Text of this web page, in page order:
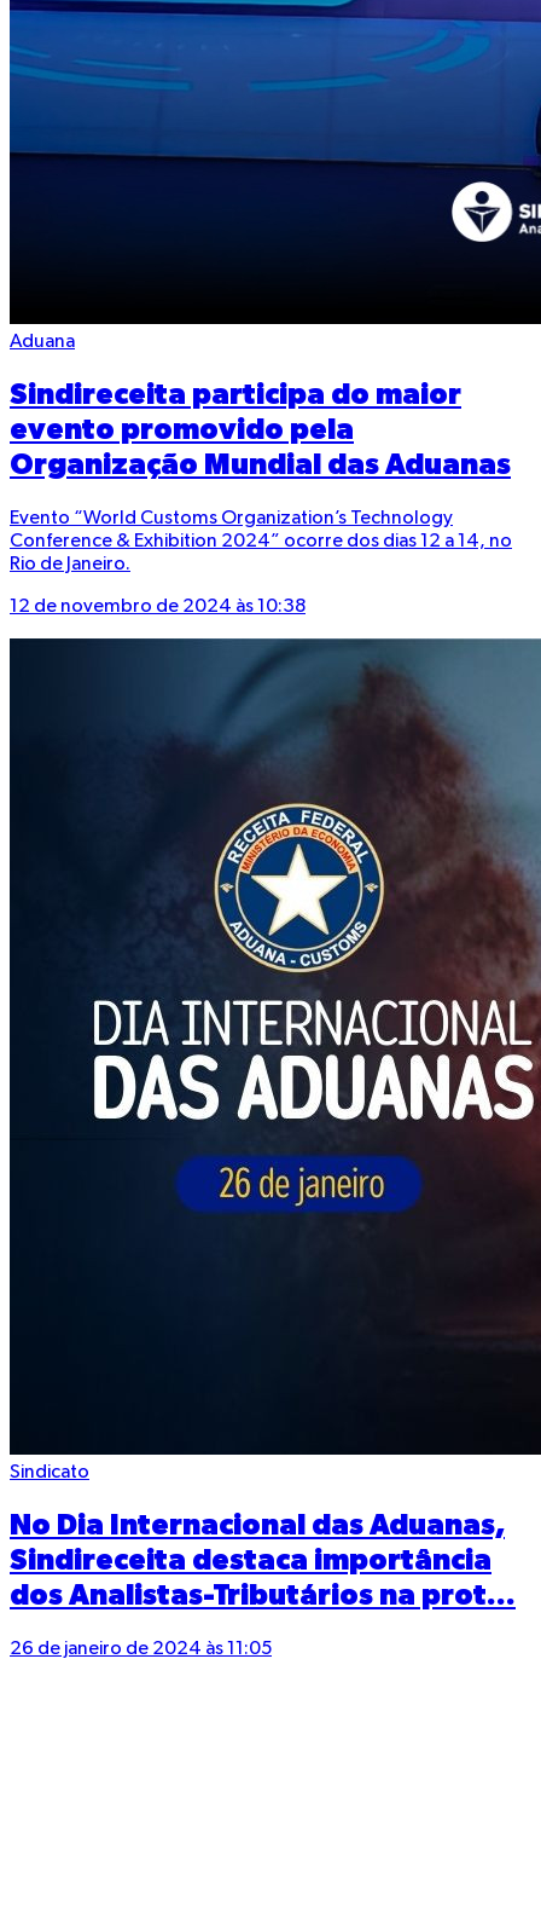
Aduana
Sindireceita participa do maior
evento promovido pela
Organização Mundial das Aduanas
Evento “World Customs Organization’s Technology
Conference & Exhibition 2024” ocorre dos dias 12 a 14, no
Rio de Janeiro.
12 de novembro de 2024 às 10:38
Sindicato
No Dia Internacional das Aduanas,
Sindireceita destaca importância
dos Analistas-Tributários na prot...
26 de janeiro de 2024 às 11:05